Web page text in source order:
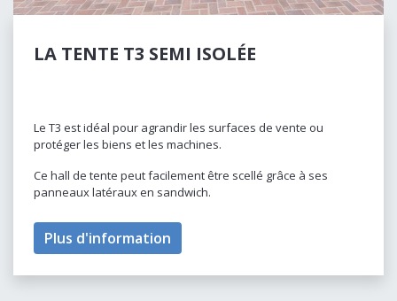
LA TENTE T3 SEMI ISOLÉE
Le T3 est idéal pour agrandir les surfaces de vente ou
protéger les biens et les machines.
Ce hall de tente peut facilement être scellé grâce à ses
panneaux latéraux en sandwich.
Plus d'information